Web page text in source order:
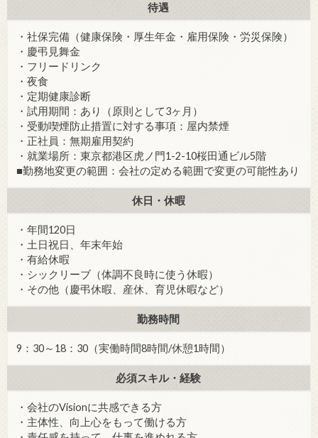
待遇
・社保完備（健康保険・厚生年金・雇用保険・労災保険）
・慶弔見舞金
・フリードリンク
・夜食
・定期健康診断
・試用期間：あり（原則として3ヶ月）
・受動喫煙防止措置に対する事項：屋内禁煙
・正社員：無期雇用契約
・就業場所：東京都港区虎ノ門1-2-10桜田通ビル5階
■勤務地変更の範囲：会社の定める範囲で変更の可能性あり
休日・休暇
・年間120日
・土日祝日、年末年始
・有給休暇
・シックリーブ（体調不良時に使う休暇）
・その他（慶弔休暇、産休、育児休暇など）
勤務時間
9：30～18：30（実働時間8時間/休憩1時間）
必須スキル・経験
・会社のVisionに共感できる方
・主体性、向上心をもって働ける方